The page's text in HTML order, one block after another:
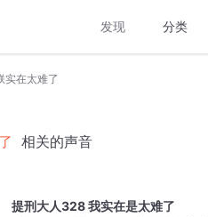
发现 分类
实在太难了
相关的声音
提刑大人328 我实在是太难了